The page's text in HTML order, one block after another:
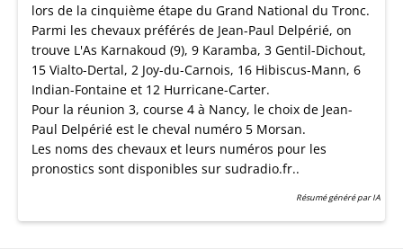
lors de la cinquième étape du Grand National du Tronc.
Parmi les chevaux préférés de Jean-Paul Delpérié, on
trouve L'As Karnakoud (9), 9 Karamba, 3 Gentil-Dichout,
15 Vialto-Dertal, 2 Joy-du-Carnois, 16 Hibiscus-Mann, 6
Indian-Fontaine et 12 Hurricane-Carter.
Pour la réunion 3, course 4 à Nancy, le choix de Jean-
Paul Delpérié est le cheval numéro 5 Morsan.
Les noms des chevaux et leurs numéros pour les
pronostics sont disponibles sur sudradio.fr..
Résumé généré par IA